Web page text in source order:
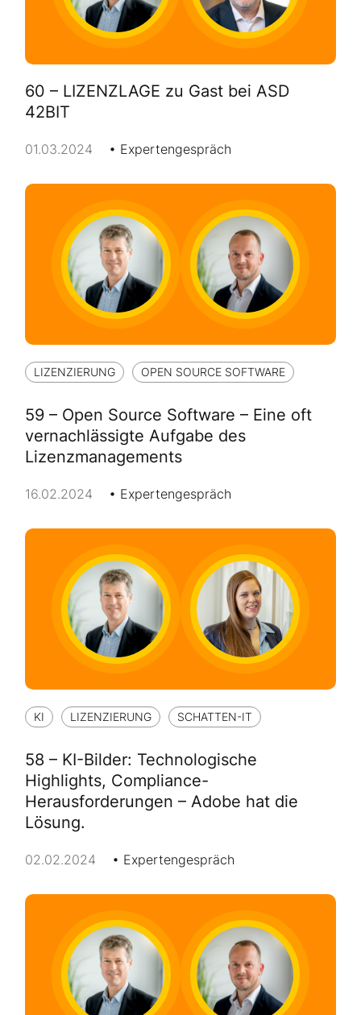
60 – LIZENZLAGE zu Gast bei ASD
42BIT
01.03.2024 Expertengespräch
LIZENZIERUNG OPEN SOURCE SOFTWARE
59 – Open Source Software – Eine oft
vernachlässigte Aufgabe des
Lizenzmanagements
16.02.2024 Expertengespräch
KI LIZENZIERUNG SCHATTEN-IT
58 – KI-Bilder: Technologische
Highlights, Compliance-
Herausforderungen – Adobe hat die
Lösung.
02.02.2024 Expertengespräch